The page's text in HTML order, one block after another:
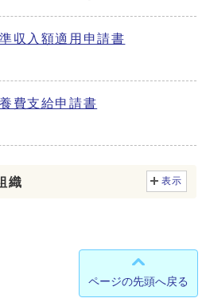
収入額適用申請書
費支給申請書
織 表示
ページの先頭へ戻る